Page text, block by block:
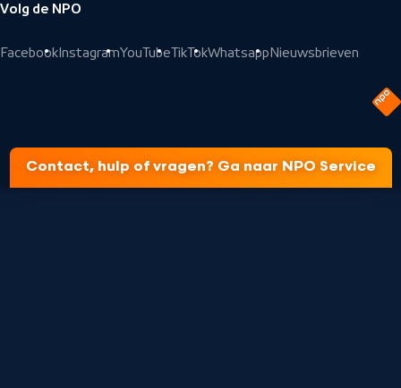
Volg de NPO
Facebook InstagramYouTubeTikTokWhatsapp Nieuwsbrieven
Contact, hulp of vragen? Ga naar NPO Service